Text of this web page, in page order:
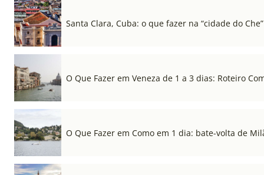
Santa Clara, Cuba: o que fazer na “cidade do Che”
O Que Fazer em Veneza de 1 a 3 dias: Roteiro
O Que Fazer em Como em 1 dia: bate-volta de